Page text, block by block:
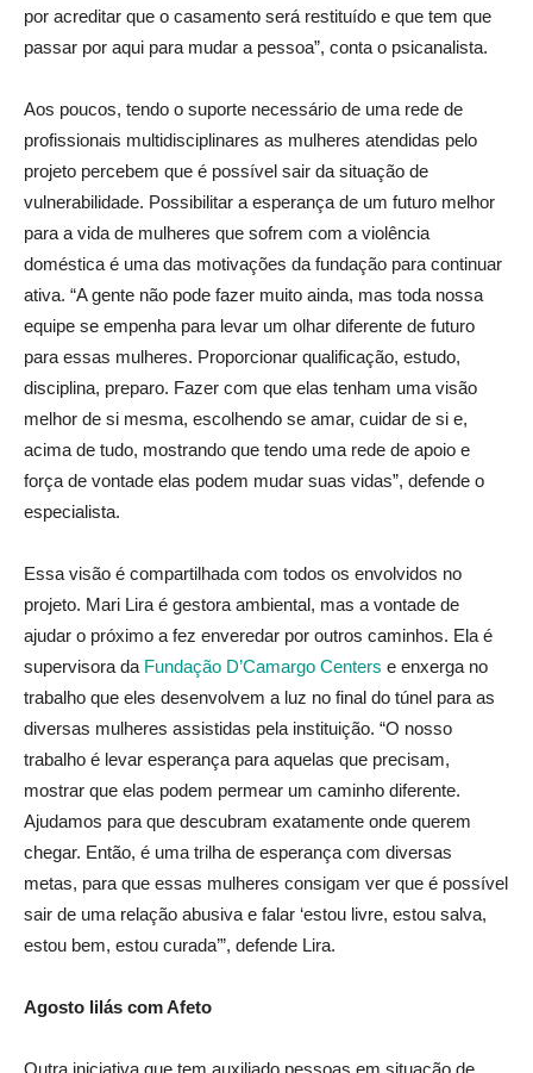
por acreditar que o casamento será restituído e que tem que
passar por aqui para mudar a pessoa”, conta o psicanalista.
Aos poucos, tendo o suporte necessário de uma rede de
profissionais multidisciplinares as mulheres atendidas pelo
projeto percebem que é possível sair da situação de
vulnerabilidade. Possibilitar a esperança de um futuro melhor
para a vida de mulheres que sofrem com a violência
doméstica é uma das motivações da fundação para continuar
ativa. “A gente não pode fazer muito ainda, mas toda nossa
equipe se empenha para levar um olhar diferente de futuro
para essas mulheres. Proporcionar qualificação, estudo,
disciplina, preparo. Fazer com que elas tenham uma visão
melhor de si mesma, escolhendo se amar, cuidar de si e,
acima de tudo, mostrando que tendo uma rede de apoio e
força de vontade elas podem mudar suas vidas”, defende o
especialista.
Essa visão é compartilhada com todos os envolvidos no
projeto. Mari Lira é gestora ambiental, mas a vontade de
ajudar o próximo a fez enveredar por outros caminhos. Ela é
supervisora da Fundação D’Camargo Centers e enxerga no
trabalho que eles desenvolvem a luz no final do túnel para as
diversas mulheres assistidas pela instituição. “O nosso
trabalho é levar esperança para aquelas que precisam,
mostrar que elas podem permear um caminho diferente.
Ajudamos para que descubram exatamente onde querem
chegar. Então, é uma trilha de esperança com diversas
metas, para que essas mulheres consigam ver que é possível
sair de uma relação abusiva e falar ‘estou livre, estou salva,
estou bem, estou curada’”, defende Lira.
Agosto lilás com Afeto
Outra iniciativa que tem auxiliado pessoas em situação de